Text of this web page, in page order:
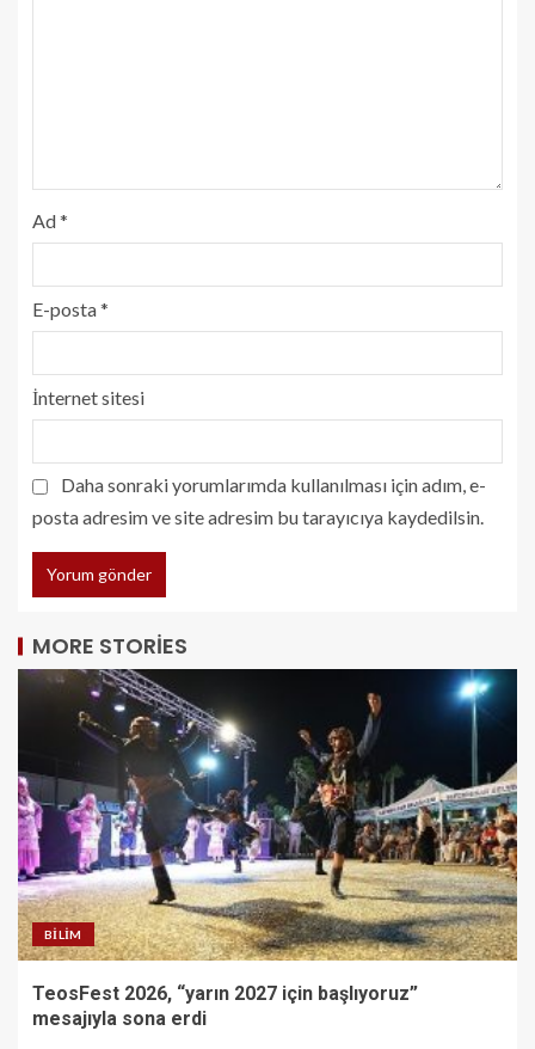
Ad*
E-posta*
İnternet sitesi
Daha sonraki yorumlarımda kullanılması için adım, e-
posta adresim ve site adresim bu tarayıcıya kaydedilsin.
MORE STORIES
BILIM
TeosFest 2026, “yarın 2027 için başlıyoruz”
mesajıyla sona erdi